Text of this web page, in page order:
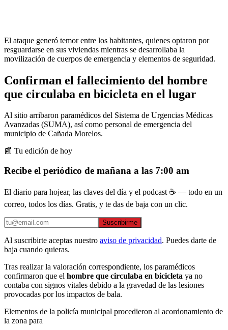
El ataque generó temor entre los habitantes, quienes optaron por
resguardarse en sus viviendas mientras se desarrollaba la
movilización de cuerpos de emergencia y elementos de seguridad.
Confirman el fallecimiento del hombre
que circulaba en bicicleta en el lugar
Al sitio arribaron paramédicos del Sistema de Urgencias Médicas
Avanzadas (SUMA), así como personal de emergencia del
municipio de Cañada Morelos.
📰 Tu edición de hoy
Recibe el periódico de mañana a las 7:00 am
El diario para hojear, las claves del día y el podcast ☕ — todo en un
correo, todos los días. Gratis, y te das de baja con un clic.
Suscribirme
Al suscribirte aceptas nuestro aviso de privacidad. Puedes darte de
baja cuando quieras.
Tras realizar la valoración correspondiente, los paramédicos
confirmaron que el hombre que circulaba en bicicleta ya no
contaba con signos vitales debido a la gravedad de las lesiones
provocadas por los impactos de bala.
Elementos de la policía municipal procedieron al acordonamiento de
la zona para